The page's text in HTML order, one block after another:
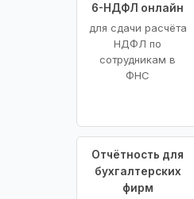
6-НДФЛ онлайн
для сдачи расчёта
НДФЛ по
сотрудникам в
ФНС
Отчётность для
бухгалтерских
фирм